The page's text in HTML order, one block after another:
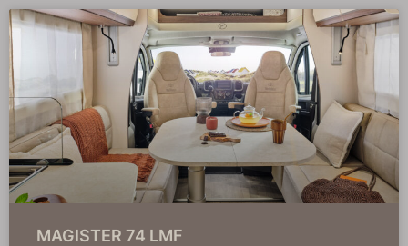
MAGISTER 74 LMF